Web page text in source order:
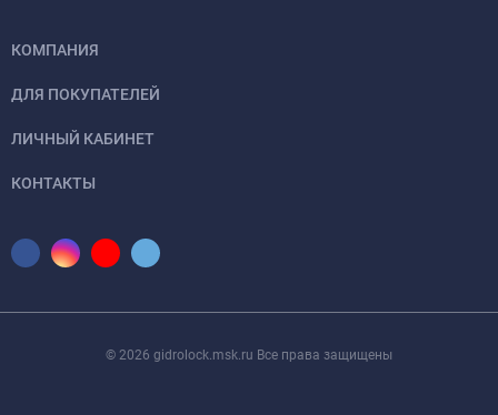
КОМПАНИЯ
ДЛЯ ПОКУПАТЕЛЕЙ
ЛИЧНЫЙ КАБИНЕТ
КОНТАКТЫ
© 2026 gidrolock.msk.ru Все права защищены